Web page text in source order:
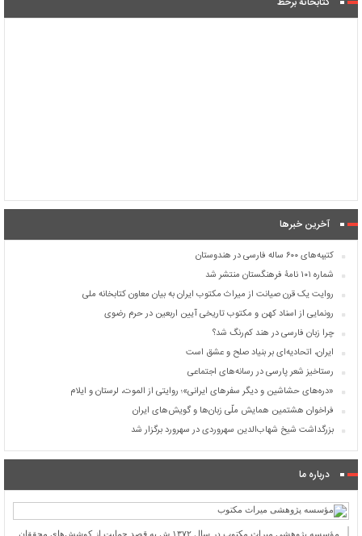
آخرین خبرها
کتیبه‌های ۶۰۰ ساله فارسی در هندوستان
شماره ۱۰۱ نامۀ فرهنگستان منتشر شد
روایت یک قرن صیانت از میراث مکتوب ایران به بیان معاون کتابخانه ملی
رونمایی از اسناد کهن و مکتوب تاریخی آیین اربعین در حرم رضوی
چرا زبان فارسی در هند کم‌رنگ شد؟
ایران، اتحادیه‌ای بر بنیاد صلح و عشق است
رستاخیز شعر پارسی در رسانه‌های اجتماعی
«دره‌های حشاشین و دیگر سفرهای ایرانی»؛ روایتی از الموت، لرستان و ایلام
فراخوان هشتمین همایش ملّی زبان‌ها و گویش‌های ایران
بزرگداشت شیخ شهاب‌الدین سهروردی در سهرورد برگزار شد
درباره ما
مؤسسه پژوهشی میراث مكتوب در سال ۱۳۷۲ ش به قصد حمایت از كوشش‌های محققان